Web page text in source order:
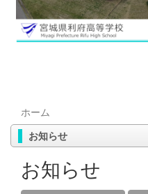
ホーム
お知らせ
お知らせ